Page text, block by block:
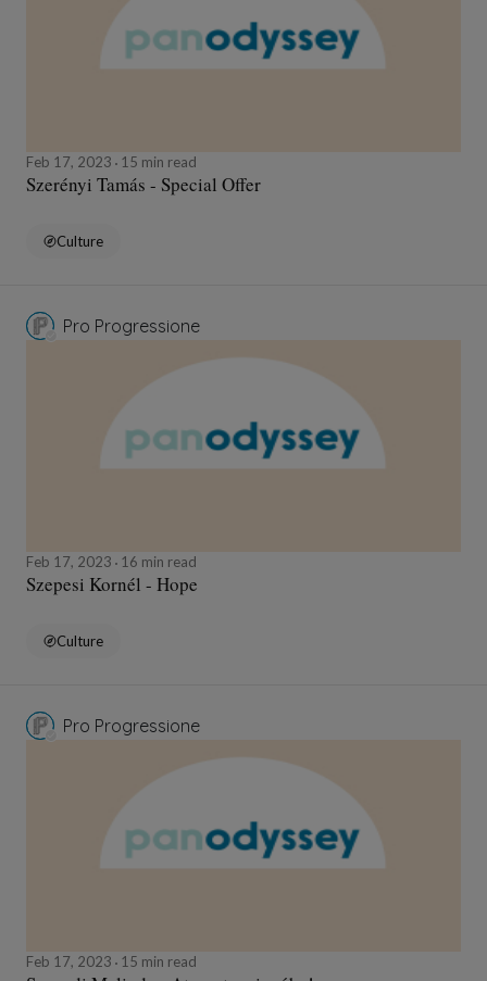
Feb 17, 2023 15 min read
Szerényi Tamás - Special Offer
Culture
Pro Progressione
Feb 17, 2023 16 min read
Szepesi Kornél - Hope
Culture
Pro Progressione
Feb 17, 2023 15 min read